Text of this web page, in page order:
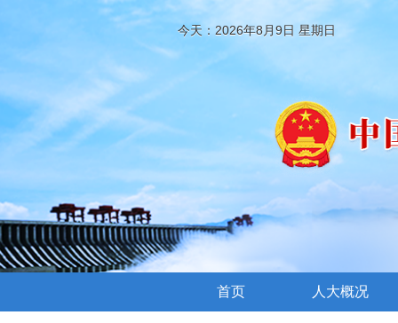
今天：2026年8月9日 星期日
首页 人大概况